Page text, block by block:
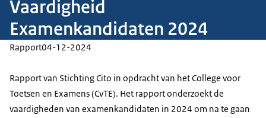
Vaardigheid
Examenkandidaten 2024
Rapport04-12-2024
Rapport van Stichting Cito in opdracht van het College voor
Toetsen en Examens (CvTE). Het rapport onderzoekt de
vaardigheden van examenkandidaten in 2024 om na te gaan